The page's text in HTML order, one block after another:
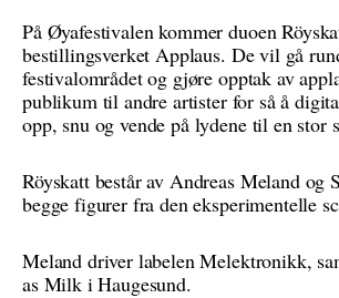
På Øyafestivalen kommer duoen
bestillingsverket Applaus. De vil gå
festivalområdet og gjøre opptak av
publikum til andre artister for så å
opp, snu og vende på lydene til en stor
Röyskatt består av Andreas Meland og
begge figurer fra den eksperimentelle
Meland driver labelen Melektronikk,
as Milk i Haugesund.